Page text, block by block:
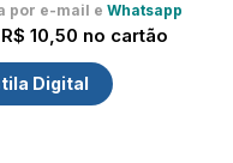
por e-mail e Whatsapp
10,50 no cartão
Digital